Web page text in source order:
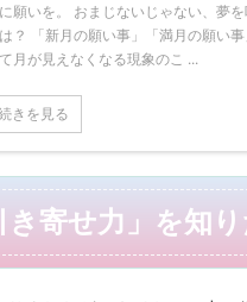
願いを。 おまじないじゃない、夢
？ 「新月の願い事」「満月の願い
月が見えなくなる現象のこ ...
きを見る
き寄せ力」を知